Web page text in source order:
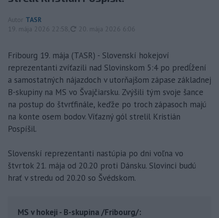
Autor TASR
19. mája 2026 22:58
aktualizované
20. mája 2026 6:06
Fribourg 19. mája (TASR) - Slovenskí hokejoví
reprezentanti zvíťazili nad Slovinskom 5:4 po predĺžení
a samostatných nájazdoch v utorňajšom zápase základnej
B-skupiny na MS vo Švajčiarsku. Zvýšili tým svoje šance
na postup do štvrťfinále, keďže po troch zápasoch majú
na konte osem bodov. Víťazný gól strelil Kristián
Pospíšil.
Slovenskí reprezentanti nastúpia po dni voľna vo
štvrtok 21. mája od 20.20 proti Dánsku. Slovinci budú
hrať v stredu od 20.20 so Švédskom.
MS v hokeji - B-skupina /Fribourg/: